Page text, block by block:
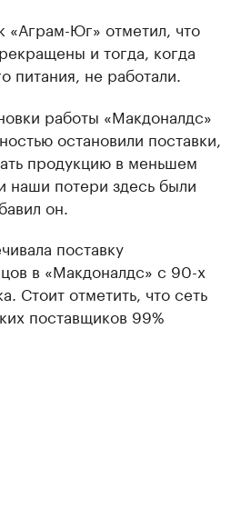
«Аграм-Юг» отметил, что
и тогда, когда
питания, не работали.
работы «Макдоналдс»
остановили поставки,
продукцию в меньшем
наши потери здесь были
он.
поставку
в «Макдоналдс» с 90-х
Стоит отметить, что сеть
поставщиков 99%